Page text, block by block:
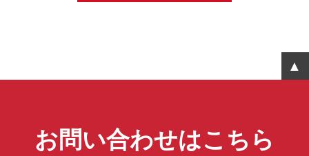
お問い合わせはこちら